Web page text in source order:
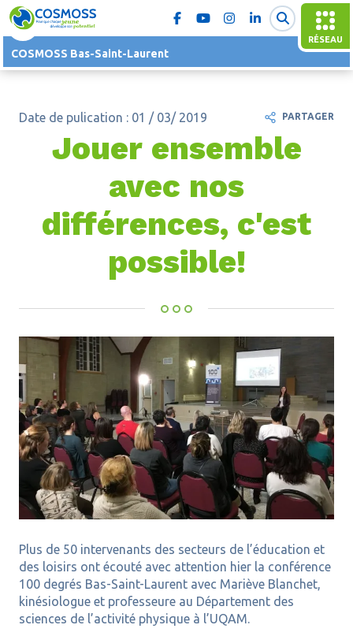
RÉSEAU
COSMOSS Bas-Saint-Laurent
Date de pulication : 01 / 03/ 2019
Jouer ensemble
avec nos
différences, c'est
possible!
Plus de 50 intervenants des secteurs de l’éducation et
des loisirs ont écouté avec attention hier la conférence
100 degrés Bas-Saint-Laurent avec Mariève Blanchet,
kinésiologue et professeure au Département des
sciences de l’activité physique à l’UQAM.
PARTAGER